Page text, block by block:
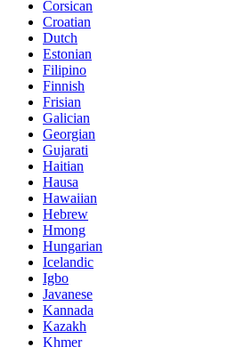
Corsican
Croatian
Dutch
Estonian
Filipino
Finnish
Frisian
Galician
Georgian
Gujarati
Haitian
Hausa
Hawaiian
Hebrew
Hmong
Hungarian
Icelandic
Igbo
Javanese
Kannada
Kazakh
Khmer